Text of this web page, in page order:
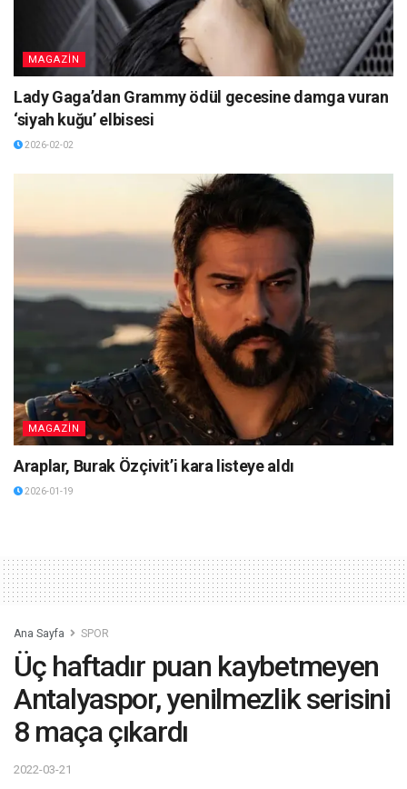
MAGAZİN
Lady Gaga’dan Grammy ödül gecesine damga vuran
‘siyah kuğu’ elbisesi
2026-02-02
MAGAZİN
Araplar, Burak Özçivit’i kara listeye aldı
2026-01-19
Ana Sayfa SPOR
Üç haftadır puan kaybetmeyen
Antalyaspor, yenilmezlik serisini
8 maça çıkardı
2022-03-21